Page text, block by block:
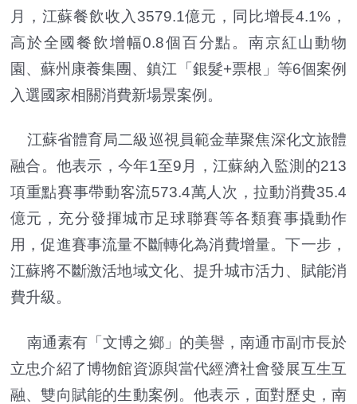
月，江蘇餐飲收入3579.1億元，同比增長4.1%，
高於全國餐飲增幅0.8個百分點。南京紅山動物
園、蘇州康養集團、鎮江「銀髮+票根」等6個案例
入選國家相關消費新場景案例。
江蘇省體育局二級巡視員範金華聚焦深化文旅體
融合。他表示，今年1至9月，江蘇納入監測的213
項重點賽事帶動客流573.4萬人次，拉動消費35.4
億元，充分發揮城市足球聯賽等各類賽事撬動作
用，促進賽事流量不斷轉化為消費增量。下一步，
江蘇將不斷激活地域文化、提升城市活力、賦能消
費升級。
南通素有「文博之鄉」的美譽，南通市副市長於
立忠介紹了博物館資源與當代經濟社會發展互生互
融、雙向賦能的生動案例。他表示，面對歷史，南